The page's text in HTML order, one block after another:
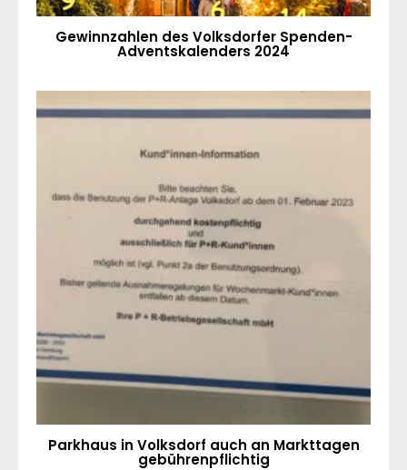
Gewinnzahlen des Volksdorfer Spenden-
Adventskalenders 2024
Parkhaus in Volksdorf auch an Markttagen
gebührenpflichtig